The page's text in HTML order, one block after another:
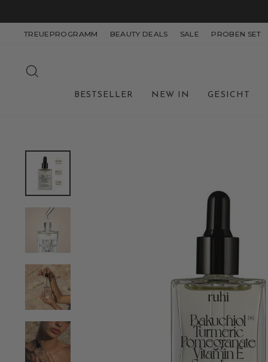
InhaltTREUEPROGRAMM BEAUTY DEALS SALE PROBEN SET
BESTSELLER NEW IN GESICHT